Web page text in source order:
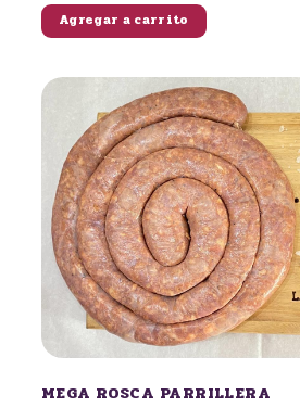
Agregar a carrito
MEGA ROSCA PARRILLERA